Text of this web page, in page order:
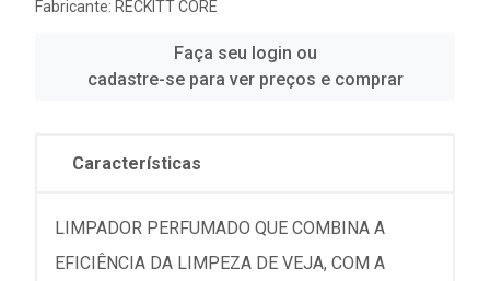
Fabricante: RECKITT CORE
Faça seu login ou
cadastre-se para ver preços e comprar
Características
LIMPADOR PERFUMADO QUE COMBINA A
EFICIÊNCIA DA LIMPEZA DE VEJA, COM A